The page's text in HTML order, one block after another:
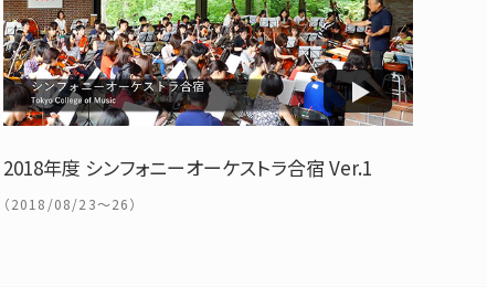
2018年度 シンフォニーオーケストラ合宿 Ver.1
（2018/08/23～26）